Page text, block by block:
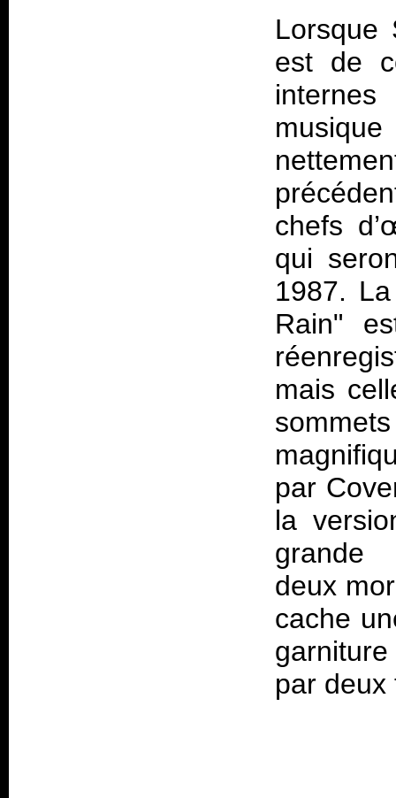
Lorsque
est de
chefs
qui
1987.
Rain"
mais
par
la
grande
deux
cache